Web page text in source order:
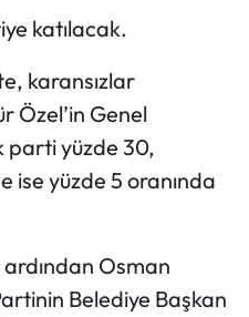
katılacak.
karansızlar
Özel’in Genel
parti yüzde 30,
ise yüzde 5 oranında
Osman
Belediye Başkan